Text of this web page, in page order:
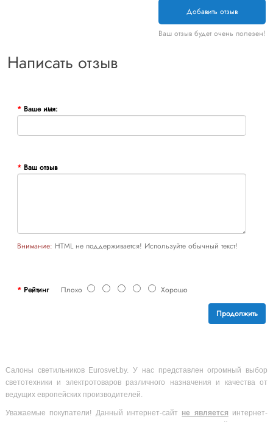
Добавить отзыв
Ваш отзыв будет очень полезен!
Написать отзыв
Ваше имя:
Ваш отзыв
Внимание: HTML не поддерживается! Используйте обычный текст!
РейтингПлохо Хорошо
Продолжить
Салоны светильников Eurosvet.by. У нас представлен огромный выбор
светотехники и электротоваров различного назначения и качества от
ведущих европейских производителей.
Уважаемые покупатели! Данный интернет-сайт не является интернет-